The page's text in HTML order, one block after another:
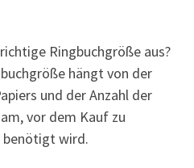
Ringbuchgröße aus?
hängt von der
und der Anzahl der
vor dem Kauf zu
benötigt wird.